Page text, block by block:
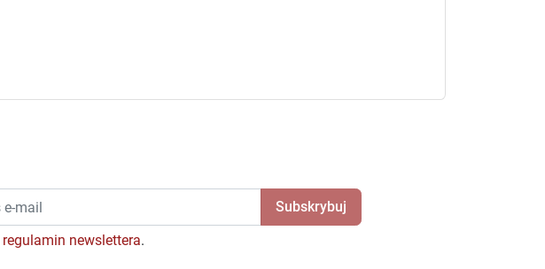
regulamin newslettera.